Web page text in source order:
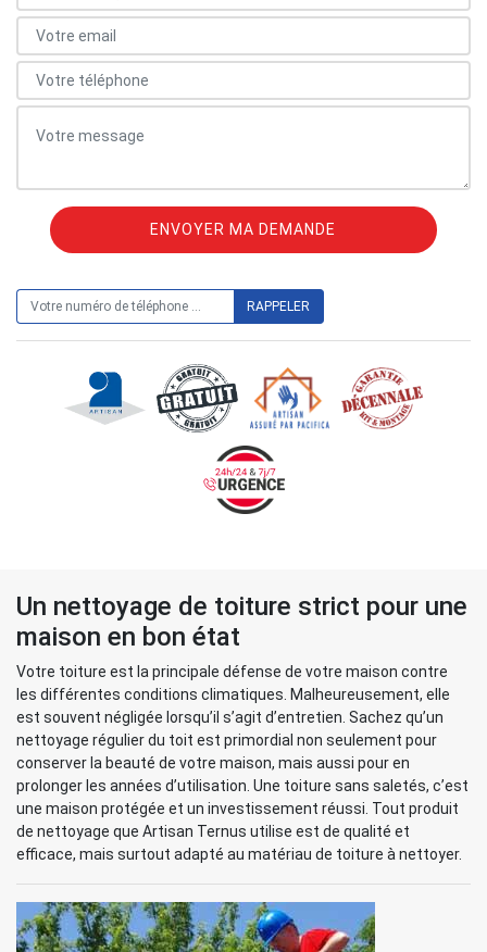
Un nettoyage de toiture strict pour une
maison en bon état
Votre toiture est la principale défense de votre maison contre
les différentes conditions climatiques. Malheureusement, elle
est souvent négligée lorsqu’il s’agit d’entretien. Sachez qu’un
nettoyage régulier du toit est primordial non seulement pour
conserver la beauté de votre maison, mais aussi pour en
prolonger les années d’utilisation. Une toiture sans saletés, c’est
une maison protégée et un investissement réussi. Tout produit
de nettoyage que Artisan Ternus utilise est de qualité et
efficace, mais surtout adapté au matériau de toiture à nettoyer.